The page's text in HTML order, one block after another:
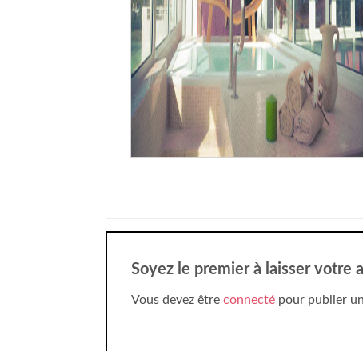
Soyez le premier à laisser votre
Vous devez être connecté pour publier